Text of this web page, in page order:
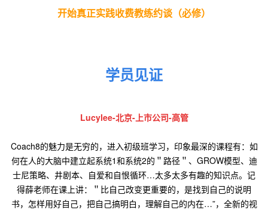
开始真正实践收费教练约谈（必修）
学员见证
Lucylee-北京-上市公司-高管
Coach8的魅力是无穷的，进入初级班学习，印象最深的课程有：如
何在人的大脑中建立起系统1和系统2的＂路径＂、GROW模型、迪
士尼策略、井剧本、自爱和自恨循环…太多太多有趣的知识点。记
得薛老师在课上讲：＂比自己改变更重要的，是找到自己的说明
书，怎样用好自己，把自己搞明白，理解自己的内在…”，全新的视